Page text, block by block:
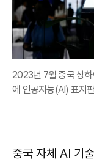
2023년 7월 중국 상
에 인공지능(AI) 표지
중국 자체 AI 기